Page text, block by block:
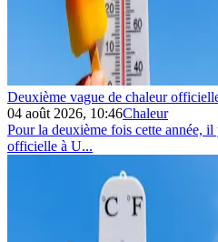
Deuxième vague de chaleur
04 août 2026, 10:46Chaleur
Pour la deuxième fois cette année,
officielle à U...